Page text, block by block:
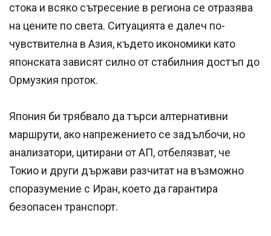
стока и всяко сътресение в региона се отразява
на цените по света. Ситуацията е далеч по-
чувствителна в Азия, където икономики като
японската зависят силно от стабилния достъп до
Ормузкия проток.
Япония би трябвало да търси алтернативни
маршрути, ако напрежението се задълбочи, но
анализатори, цитирани от АП, отбелязват, че
Токио и други държави разчитат на възможно
споразумение с Иран, което да гарантира
безопасен транспорт.